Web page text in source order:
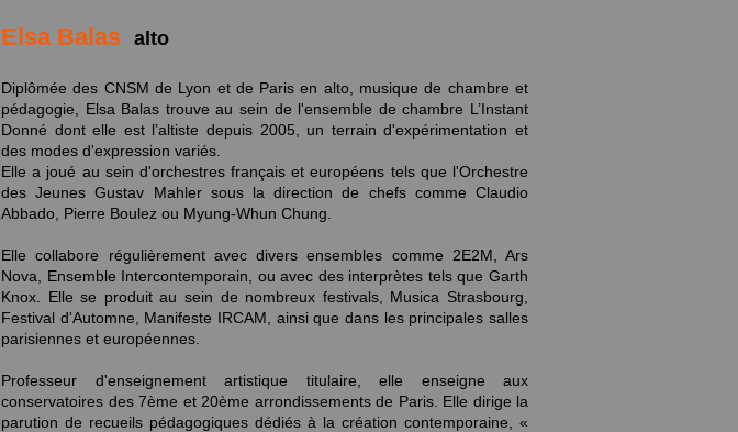
Elsa Balas alto
Diplômée des CNSM de Lyon et de Paris en alto, musique de chambre et
pédagogie, Elsa Balas trouve au sein de l'ensemble de chambre L’Instant
Donné dont elle est l’altiste depuis 2005, un terrain d'expérimentation et
des modes d'expression variés.
Elle a joué au sein d'orchestres français et européens tels que l'Orchestre
des Jeunes Gustav Mahler sous la direction de chefs comme Claudio
Abbado, Pierre Boulez ou Myung-Whun Chung.
Elle collabore régulièrement avec divers ensembles comme 2E2M, Ars
Nova, Ensemble Intercontemporain, ou avec des interprètes tels que Garth
Knox. Elle se produit au sein de nombreux festivals, Musica Strasbourg,
Festival d'Automne, Manifeste IRCAM, ainsi que dans les principales salles
parisiennes et européennes.
Professeur d'enseignement artistique titulaire, elle enseigne aux
conservatoires des 7ème et 20ème arrondissements de Paris. Elle dirige la
parution de recueils pédagogiques dédiés à la création contemporaine, «